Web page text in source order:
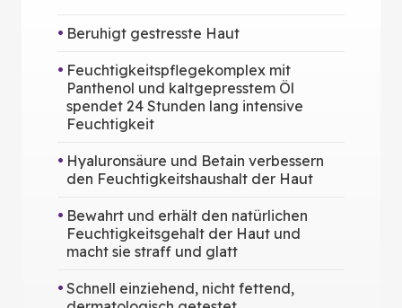
Beruhigt gestresste Haut
Feuchtigkeitspflegekomplex mit
Panthenol und kaltgepresstem Öl
spendet 24 Stunden lang intensive
Feuchtigkeit
Hyaluronsäure und Betain verbessern
den Feuchtigkeitshaushalt der Haut
Bewahrt und erhält den natürlichen
Feuchtigkeitsgehalt der Haut und
macht sie straff und glatt
Schnell einziehend, nicht fettend,